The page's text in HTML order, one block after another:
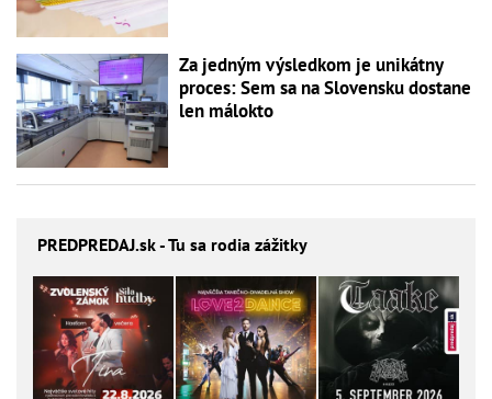
Za jedným výsledkom je unikátny
proces: Sem sa na Slovensku dostane
len málokto
PREDPREDAJ.sk - Tu sa rodia zážitky